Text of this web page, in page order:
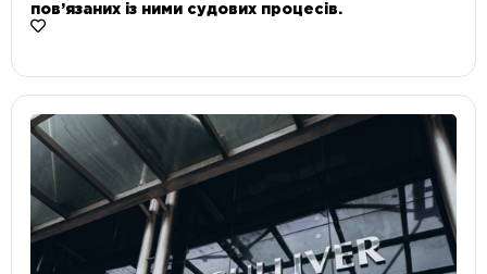
пов’язаних із ними судових процесів.